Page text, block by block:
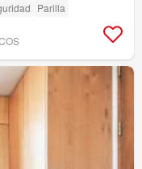
Parilla